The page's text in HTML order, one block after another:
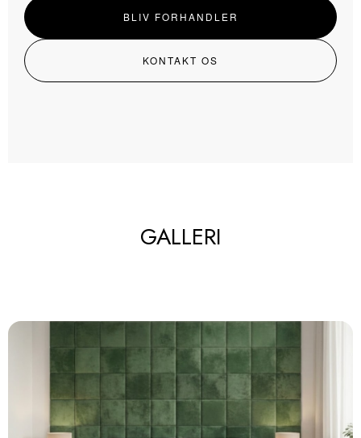
BLIV FORHANDLER
KONTAKT OS
GALLERI